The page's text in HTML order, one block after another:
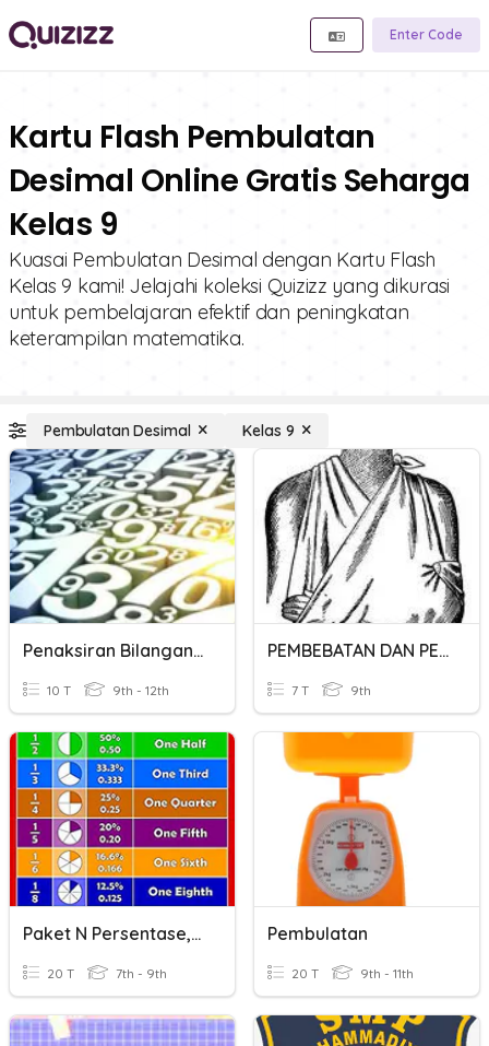
Enter Code
Kartu Flash Pembulatan
Desimal Online Gratis Seharga
Kelas 9
Kuasai Pembulatan Desimal dengan Kartu Flash
Kelas 9 kami! Jelajahi koleksi Quizizz yang dikurasi
untuk pembelajaran efektif dan peningkatan
keterampilan matematika.
Pembulatan Desimal Kelas 9
Penaksiran Bilangan Desimal
10 T 9th - 12th
PEMBEBATAN DAN PEMBALUTAN
7 T 9th
Paket N Persentase, Desimal Dan Bentuk Baku
20 T 7th - 9th
Pembulatan
20 T 9th - 11th